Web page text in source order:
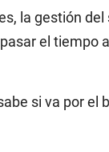
la gestión
el tiempo
si va por el